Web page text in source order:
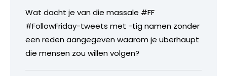
Wat dacht je van die massale #FF
#FollowFriday-tweets met -tig namen zonder
een reden aangegeven waarom je überhaupt
die mensen zou willen volgen?